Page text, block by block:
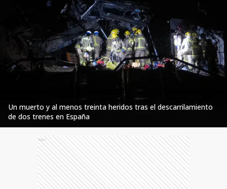
Un muerto y al menos treinta heridos tras el descarrilamiento
de dos trenes en España
Ads